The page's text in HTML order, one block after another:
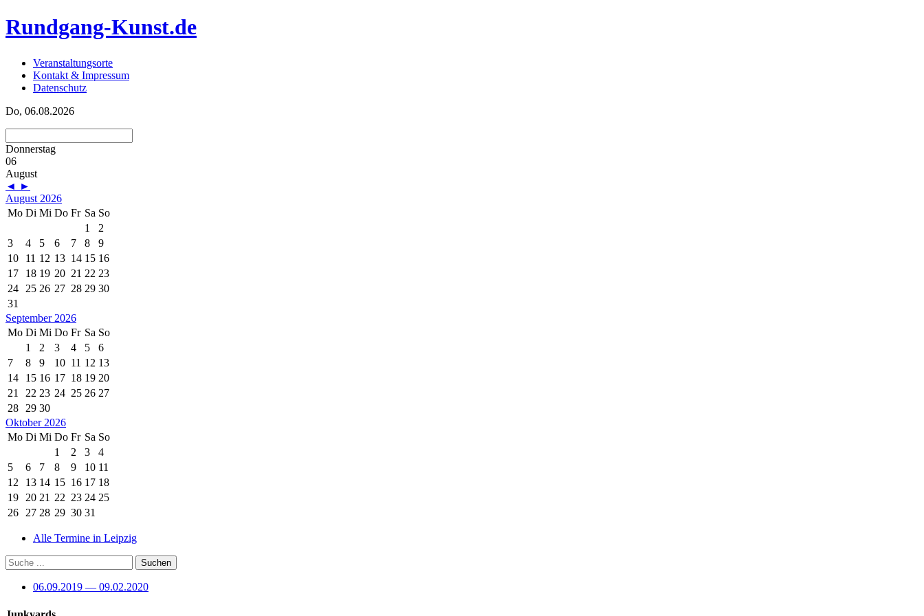
Rundgang-Kunst.de
Veranstaltungsorte
Kontakt & Impressum
Datenschutz
Do, 06.08.2026
Donnerstag
06
August
◄ ►
August 2026
Mo Di Mi Do Fr Sa So
1
2
3
4 5 6 7 8
9
10
11 12 13 14 15 16
17
18 19 20 21 22 23
24 25 26 27 28 29 30
31
September 2026
Mo Di Mi Do Fr Sa So
1
2 3 4 5
6
7
8 9 10 11 12 13
14
15 16 17 18 19 20
21
22 23 24 25 26 27
28 29 30
Oktober 2026
Mo Di Mi Do Fr Sa So
1
2 3
4
5
6 7 8 9 10 11
12
13 14 15 16 17 18
19 20 21 22 23 24 25
26 27 28 29 30 31
Alle Termine in Leipzig
06.09.2019 — 09.02.2020